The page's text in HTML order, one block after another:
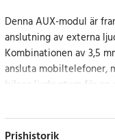
Denna AUX-modul är
anslutning av externa
Kombinationen av 3,5
ansluta mobiltelefoner,
bilens ljudsystem för en
Konstruktionen i
slitage, korrosion och